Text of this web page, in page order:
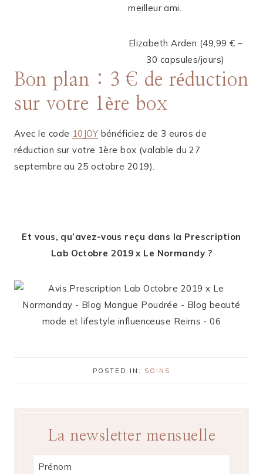
meilleur ami.
Elizabeth Arden (49,99 € –
30 capsules/jours)
Bon plan : 3 € de réduction
sur votre 1ère box
Avec le code 10JOY bénéficiez de 3 euros de
réduction sur votre 1ère box (valable du 27
septembre au 25 octobre 2019).
Et vous, qu’avez-vous reçu dans la Prescription
Lab Octobre 2019 x Le Normandy ?
POSTED IN: SOINS
La newsletter mensuelle